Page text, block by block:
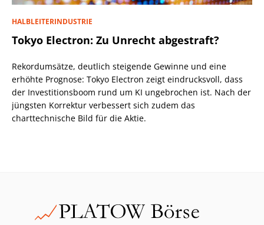
HALBLEITERINDUSTRIE
Tokyo Electron: Zu Unrecht abgestraft?
Rekordumsätze, deutlich steigende Gewinne und eine
erhöhte Prognose: Tokyo Electron zeigt eindrucksvoll, dass
der Investitionsboom rund um KI ungebrochen ist. Nach der
jüngsten Korrektur verbessert sich zudem das
charttechnische Bild für die Aktie.